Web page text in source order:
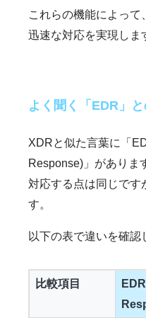
これらの機能によって
迅速な対応を実現しま
よく聞く「EDR」
XDRと似た言葉に「
Response)」がありま
対応する点は同じです
す。
以下の表で違いを確認
比較項目